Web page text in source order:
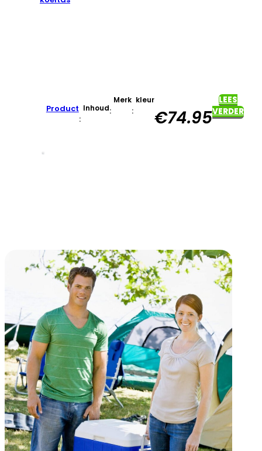
Product Inhoud
:
Merk
:
kleur
:
€74.95
LEES
VERDER